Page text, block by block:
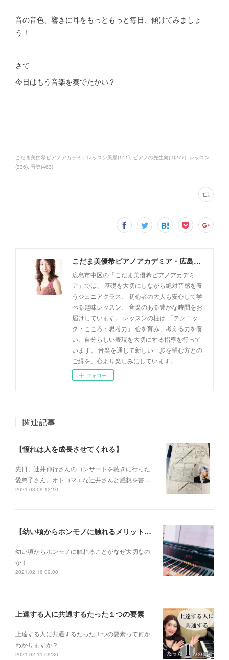
音の音色、響きに耳をもっともっと毎日、傾けてみましょ
う！
さて
今日はもう音楽を奏でたかい？
こだま美由希ピアノアカデミアレッスン風景(141) ピアノの先生向け(277) レッスン
(336) 音楽(463)
こだま美優希ピアノアカデミア・広島市中区
広島市中区の「こだま美優希ピアノアカデミ
ア」では、 基礎を大切にしながら絶対音感を養
うジュニアクラス、 初心者の大人も安心して学
べる趣味レッスン、 音楽のある豊かな時間をお
届けしています。 レッスンの柱は 「テクニッ
ク・こころ・思考力」 心を育み、考える力を養
い、自分らしい表現を大切にする指導を行って
います。 音楽を通じて新しい一歩を望む方との
ご縁を、心より楽しみにしています。
フォロー
関連記事
【憧れは人を成長させてくれる】
先日、辻井伸行さんのコンサートを 聴きに行った
愛弟子さん。 オトコマエな辻井さんと 感想を書…
2021.03.09 12:10
【幼い頃からホンモノに触れるメリットとは？】
幼い頃からホンモノに 触れることがなぜ大切なの
か！
2021.02.16 09:00
上達する人に共通するたった１つの要素
上達する人に共通するたった１つの要素って何か
わかりますか？
2021.02.11 09:30